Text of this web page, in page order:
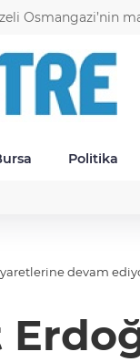
18. kez zirvede
VND
0,0018
Politika
devam